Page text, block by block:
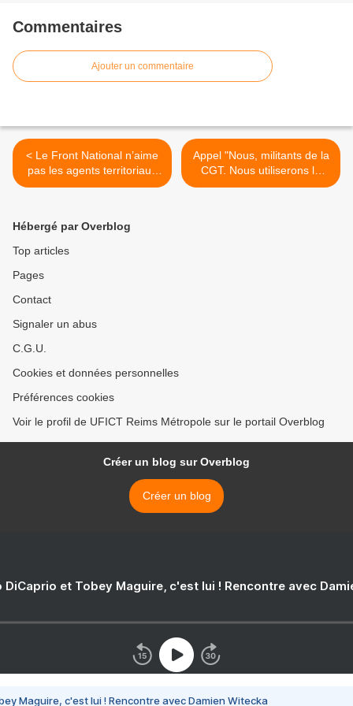
Commentaires
Ajouter un commentaire
< Le Front National n’aime
pas les agents territoriaux
(Vidéo)
Appel "Nous, militants de la
CGT. Nous utiliserons le
bulletin Macron pour barrer
Hébergé par Overblog
Top articles
Pages
Contact
Signaler un abus
C.G.U.
Cookies et données personnelles
Préférences cookies
Voir le profil de UFICT Reims Métropole sur le portail Overblog
Créer un blog sur Overblog
Créer un blog
DiCaprio et Tobey Maguire, c'est lui ! Rencontre avec
Maguire, c'est lui ! Rencontre avec Damien Witecka